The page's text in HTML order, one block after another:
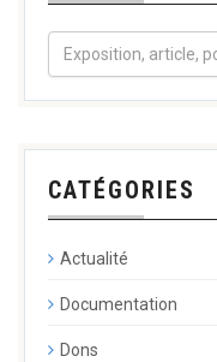
CATÉGORIES
Actualité
Documentation
Dons